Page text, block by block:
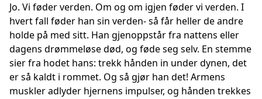
Jo. Vi føder verden. Om og om igjen føder vi verden. I
hvert fall føder han sin verden- så får heller de andre
holde på med sitt. Han gjenoppstår fra nattens eller
dagens drømmeløse død, og føde seg selv. En stemme
sier fra hodet hans: trekk hånden in under dynen, det
er så kaldt i rommet. Og så gjør han det! Armens
muskler adlyder hjernens impulser, og hånden trekkes